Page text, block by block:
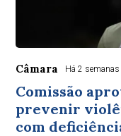
Câmara Há 2 semanas
Comissão
prevenir
com